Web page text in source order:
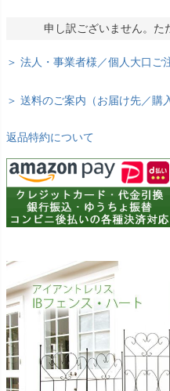
申し訳ございません。た
＞ 法人・事業者様／個人大口ご
＞ 送料のご案内（お届け先／購
返品特約について